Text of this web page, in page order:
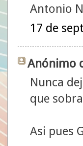
Antonio
17 de
Anónimo
Nunca
que
Asi pues